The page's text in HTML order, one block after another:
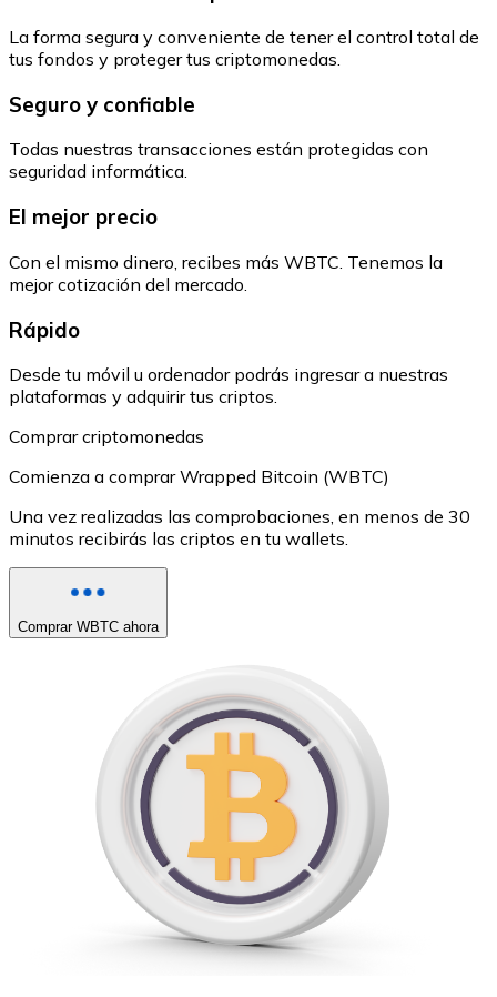
La forma segura y conveniente de tener el control total de
tus fondos y proteger tus criptomonedas.
Seguro y confiable
Todas nuestras transacciones están protegidas con
seguridad informática.
El mejor precio
Con el mismo dinero, recibes más WBTC. Tenemos la
mejor cotización del mercado.
Rápido
Desde tu móvil u ordenador podrás ingresar a nuestras
plataformas y adquirir tus criptos.
Comprar criptomonedas
Comienza a comprar Wrapped Bitcoin (WBTC)
Una vez realizadas las comprobaciones, en menos de 30
minutos recibirás las criptos en tu wallets.
Comprar WBTC ahora